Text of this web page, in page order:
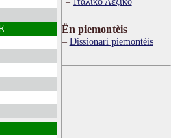
Ën piemontèis
Dissionari piemontèis